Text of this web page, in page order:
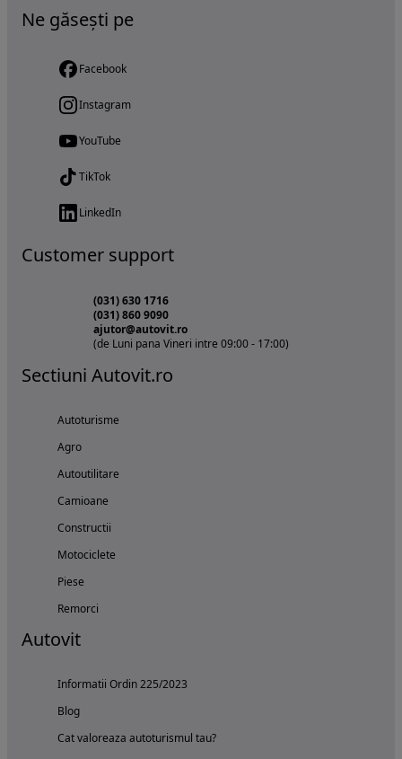
Ne găsești pe
Facebook
Instagram
YouTube
TikTok
LinkedIn
Customer support
(031) 630 1716
(031) 860 9090
ajutor@autovit.ro
(de Luni pana Vineri intre 09:00 - 17:00)
Sectiuni Autovit.ro
Autoturisme
Agro
Autoutilitare
Camioane
Constructii
Motociclete
Piese
Remorci
Autovit
Informatii Ordin 225/2023
Blog
Cat valoreaza autoturismul tau?